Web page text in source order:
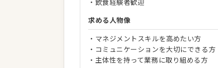
・飲食経験者歓迎
求める人物像
・マネジメントスキルを高めたい方
・コミュニケーションを大切にできる方
・主体性を持って業務に取り組める方